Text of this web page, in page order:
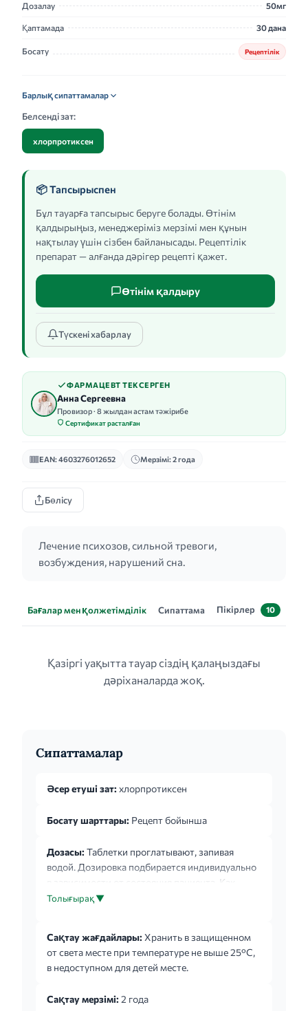
Дозалау 50мг
Қаптамада 30 дана
Босату Рецептілік
Барлық сипаттамалар
Белсенді зат:
хлорпротиксен
📦 Тапсырыспен
Бұл тауарға тапсырыс беруге болады. Өтінім
қалдырыңыз, менеджеріміз мерзімі мен құнын
нақтылау үшін сізбен байланысады. Рецептілік
препарат — алғанда дәрігер рецепті қажет.
Өтінім қалдыру
Түскені хабарлау
ФАРМАЦЕВТ ТЕКСЕРГЕН
Анна Сергеевна
Провизор · 8 жылдан астам тәжірибе
Сертификат расталған
EAN: 4603276012652 Мерзімі: 2 года
Бөлісу
Лечение психозов, сильной тревоги,
возбуждения, нарушений сна.
Бағалар мен қолжетімділік Сипаттама Пікірлер 10
Қазіргі уақытта тауар сіздің қалаңыздағы
дәріханаларда жоқ.
Сипаттамалар
Әсер етуші зат: хлорпротиксен
Босату шарттары: Рецепт бойынша
Дозасы: Таблетки проглатывают, запивая
водой. Дозировка подбирается индивидуально
в зависимости от состояния пациента. Как
правило, в начале лечения назначаются
быстро, как это возможно, в зависимости от
терапевтического отклика. Шизофрения и
другие психозы. Маниакальные состояния:
постепенно наращивая дозу до достижения
Толығырақ ▼
Сақтау жағдайлары: Хранить в защищенном
от света месте при температуре не выше 25°С,
в недоступном для детей месте.
Сақтау мерзімі: 2 года